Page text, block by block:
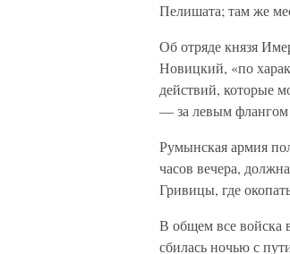
Пелишата; там же
Об отряде князя
Новицкий, «по
действий, которые
— за левым флангом
Румынская армия
часов вечера,
Гривицы, где
В общем все войска
сбилась ночью с